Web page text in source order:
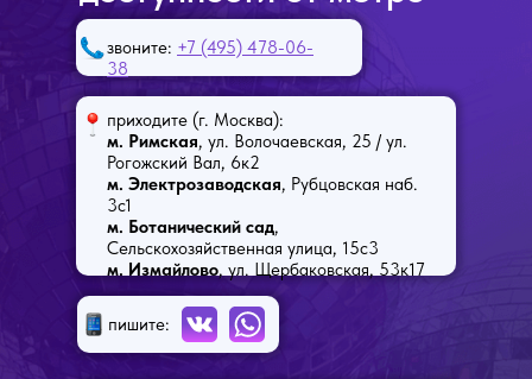
звоните: +7 (495) 478-06-
38
приходите (г. Москва):
м. Римская, ул. Волочаевская, 25 / ул.
Рогожский Вал, 6к2
м. Электрозаводская, Рубцовская наб.
3с1
м. Ботанический сад,
Сельскохозяйственная улица, 15с3
м. Измайлово, ул. Щербаковская, 53к17
пишите: